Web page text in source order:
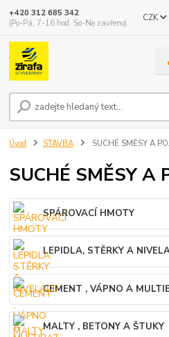
CZK
+420 312 685 342
(Po-Pá, 7-16 hod. So-Ne zavřeno)
Úvod STAVBA SUCHÉ SMĚSY A
SUCHÉ SMĚSY A
SPÁROVACÍ HMOTY
LEPIDLA, STĚRKY A
CEMENT , VÁPNO A
MALTY , BETONY A ŠTUKY